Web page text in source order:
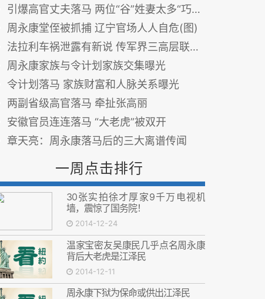
引爆高官丈夫落马 两位“谷”姓妻太多“巧合”
周永康堂侄被抓捕 辽宁官场人人自危(图)
法拉利车祸泄露有新说 传军界三高层联手揭穿
周永康家族与令计划家族交集曝光
令计划落马 家族财富和人脉关系曝光
两副省级高官落马 牵扯张高丽
安徽官员连连落马 “大老虎”被双开
章天亮：周永康落马后的三大离谱传闻
一周点击排行
30张实拍徐才厚家9千万电视机
墙，震惊了国务院！
2014-12-24
温家宝密友吴康民几乎点名周永康
背后大老虎是江泽民
2014-12-11
周永康下狱为保命或供出江泽民